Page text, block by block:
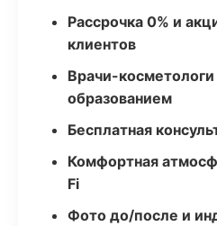
Рассрочка 0% и
клиентов
Врачи-
образованием
Бесплатная
Комфортная
Fi
Фото до/после и